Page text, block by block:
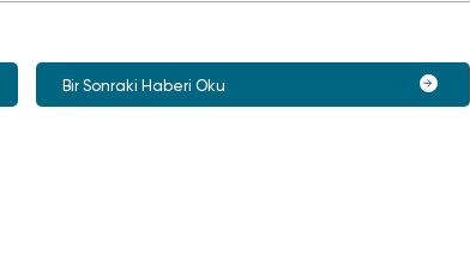
Bir Sonraki Haberi Oku